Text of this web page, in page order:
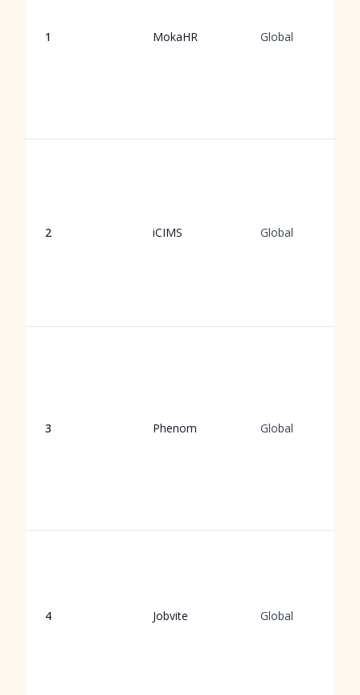
1 MokaHR Global
2 iCIMS Global
3 Phenom Global
4 Jobvite Global